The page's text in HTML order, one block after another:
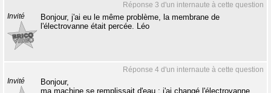
Réponse 3 d'un internaute à cette question
Invité
Bonjour, j'ai eu le même problème, la membrane de
l'électrovanne était percée. Léo
Réponse 4 d'un internaute à cette question
Invité
Bonjour,
ma machine se remplissait d'eau ; j'ai changé l'électrovanne